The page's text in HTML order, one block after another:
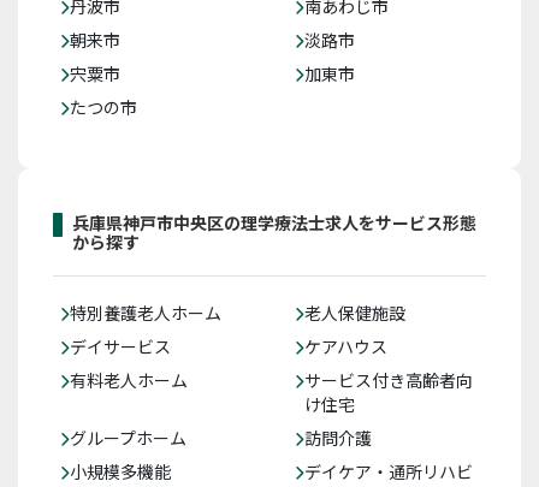
丹波市
南あわじ市
朝来市
淡路市
宍粟市
加東市
たつの市
兵庫県神戸市中央区の理学療法士求人をサービス形態
から探す
特別養護老人ホーム
老人保健施設
デイサービス
ケアハウス
有料老人ホーム
サービス付き高齢者向
け住宅
グループホーム
訪問介護
小規模多機能
デイケア・通所リハビ